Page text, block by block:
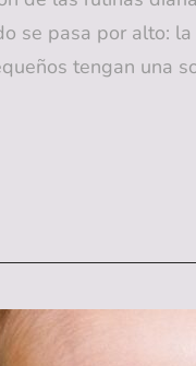
se pasa por alto:
tengan una